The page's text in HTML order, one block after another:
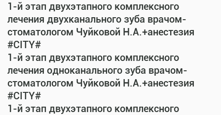
1-й этап двухэтапного комплексного
лечения двухканального зуба врачом-
стоматологом Чуйковой Н.А.+анестезия
#CITY#
1-й этап двухэтапного комплексного
лечения одноканального зуба врачом-
стоматологом Чуйковой Н.А.+анестезия
#CITY#
1-й этап двухэтапного комплексного